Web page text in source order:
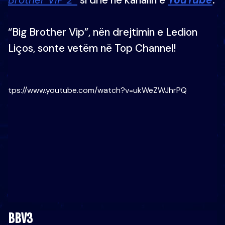
“Big Brother Vip”, nën drejtimin e Ledion
Liços, sonte vetëm në Top Channel!
https://www.youtube.com/watch?v=ukWeZWJhrPQ
BBV3